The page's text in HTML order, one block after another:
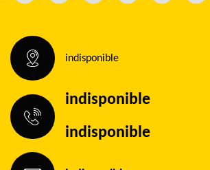
indisponible
indisponible
indisponible